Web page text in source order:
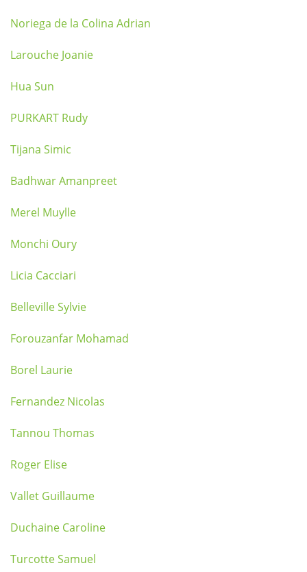
Noriega de la Colina Adrian
Larouche Joanie
Hua Sun
PURKART Rudy
Tijana Simic
Badhwar Amanpreet
Merel Muylle
Monchi Oury
Licia Cacciari
Belleville Sylvie
Forouzanfar Mohamad
Borel Laurie
Fernandez Nicolas
Tannou Thomas
Roger Elise
Vallet Guillaume
Duchaine Caroline
Turcotte Samuel